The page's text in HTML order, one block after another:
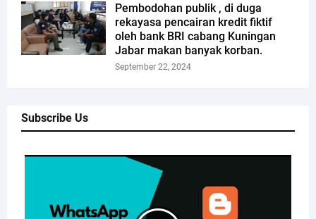
Pembodohan publik , di duga
rekayasa pencairan kredit fiktif
oleh bank BRI cabang Kuningan
Jabar makan banyak korban.
September 22, 2024
Subscribe Us